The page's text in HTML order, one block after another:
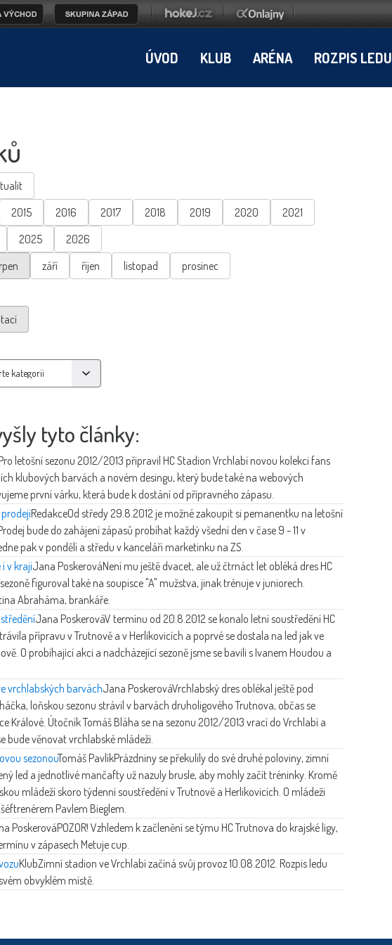
ÚVOD KLUB ARÉNA ROZPIS LEDU
2015 2016 2017 2018 2019 2020
2021
2025
2026
září říjen listopad
prosinec
tyto články:
letošní sezonu 2012/2013 připravil HC Stadion Vrchlabí novou kolekci fans
klubových barvách a novém desingu, který bude také na webových
první várku, která bude k dostání od přípravného zápasu.
RedakceOd středy 29.8.2012 je možné zakoupit si pemanentku na letošní
bude do zahájení zápasů probíhat každý všední den v čase 9 - 11 v
pak v pondělí a středu v kanceláři marketinku na ZS.
v krajiJana PoskerováNení mu ještě dvacet, ale už čtrnáct let obléká dres HC
figuroval také na soupisce "A" mužstva, jinak trénuje v juniorech.
Abraháma, brankáře.
Jana PoskerováV termínu od 20.8.2012 se konalo letní soustředění HC
přípravu v Trutnově a v Herlikovicích a poprvé se dostala na led jak ve
O probíhající akci a nadcházející sezoně jsme se bavili s Ivanem Houdou a
vrchlabských barváchJana PoskerováVrchlabský dres oblékal ještě pod
loňskou sezonu strávil v barvách druholigového Trutnova, občas se
Králové. Útočník Tomáš Bláha se na sezonu 2012/2013 vrací do Vrchlabí a
bude věnovat vrchlabské mládeži.
sezonouTomáš PavlíkPrázdniny se překulily do své druhé poloviny, zimní
led a jednotlivé mančafty už nazuly brusle, aby mohly začít tréninky. Kromě
mládeží skoro týdenní soustředění v Trutnově a Herlikovicích. O mládeži
Pavlem Bieglem.
PoskerováPOZOR! Vzhledem k začlenění se týmu HC Trutnova do krajské ligy,
v zápasech Metuje cup.
KlubZimní stadion ve Vrchlabí začíná svůj provoz 10.08.2012. Rozpis ledu
obvyklém místě.